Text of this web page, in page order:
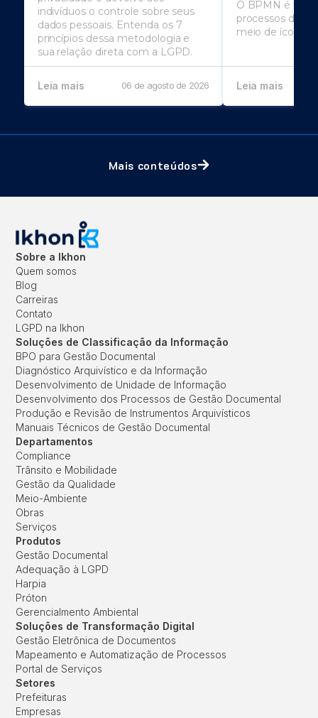
indivíduos o controle sobre seus
dados pessoais. Entenda os 7
princípios dessa metodologia e
sua relação direta com a LGPD.
Leia mais 06 de agosto de 2026
O BPMN é
processos de
meio de ícones
Leia mais
Mais conteúdos
Sobre a Ikhon
Quem somos
Blog
Carreiras
Contato
LGPD na Ikhon
Soluções de Classificação da Informação
BPO para Gestão Documental
Diagnóstico Arquivístico e da Informação
Desenvolvimento de Unidade de Informação
Desenvolvimento dos Processos de Gestão Documental
Produção e Revisão de Instrumentos Arquivísticos
Manuais Técnicos de Gestão Documental
Departamentos
Compliance
Trânsito e Mobilidade
Gestão da Qualidade
Meio-Ambiente
Obras
Serviços
Produtos
Gestão Documental
Adequação à LGPD
Harpia
Próton
Gerencialmento Ambiental
Soluções de Transformação Digital
Gestão Eletrônica de Documentos
Mapeamento e Automatização de Processos
Portal de Serviços
Setores
Prefeituras
Empresas